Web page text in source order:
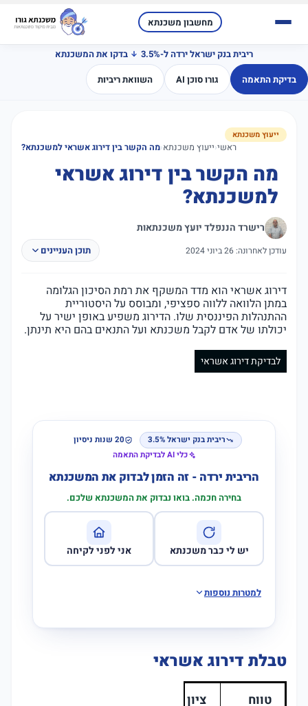
מחשבון משכנתא
ריבית בנק ישראל ירדה ל-3.5%
בדקו את המשכנתא
בדיקת התאמה
גורו סוכן AI השוואת ריביות
ייעוץ משכנתא
ראשי‹ייעוץ משכנתא‹מה הקשר בין דירוג אשראי למשכנתא?
מה הקשר בין דירוג אשראי
למשכנתא?
רישרד הננפלד יועץ משכנתאות
עודכן לאחרונה: 26 ביוני 2024 תוכן העניינים
דירוג אשראי הוא מדד המשקף את רמת הסיכון הגלומה
במתן הלוואה ללווה ספציפי, ומבוסס על היסטוריית
ההתנהלות הפיננסית שלו. הדירוג משפיע באופן ישיר על
יכולתו של אדם לקבל משכנתא ועל התנאים בהם היא תינתן.
לבדיקת דירוג אשראי
ריבית בנק ישראל 3.5%
20 שנות ניסיון
כלי AI לבדיקת התאמה
הריבית ירדה - זה הזמן לבדוק את המשכנתא
בחירה חכמה. בואו נבדוק את המשכנתא שלכם.
יש לי כבר משכנתא אני לפני לקיחה
למטרות נוספות
טבלת דירוג אשראי
טווח ציון